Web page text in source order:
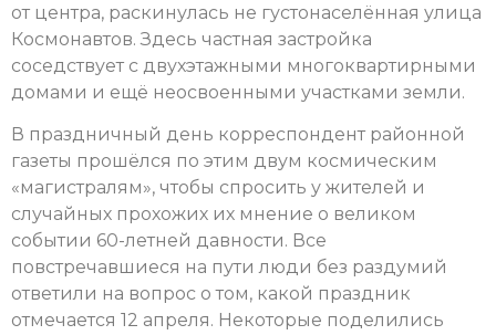
от центра, раскинулась не густонаселённая улица
Космонавтов. Здесь частная застройка
соседствует с двухэтажными многоквартирными
домами и ещё неосвоенными участками земли.
В праздничный день корреспондент районной
газеты прошёлся по этим двум космическим
«магистралям», чтобы спросить у жителей и
случайных прохожих их мнение о великом
событии 60-летней давности. Все
повстречавшиеся на пути люди без раздумий
ответили на вопрос о том, какой праздник
отмечается 12 апреля. Некоторые поделились